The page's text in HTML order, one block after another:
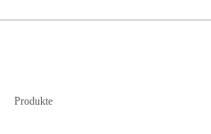
Produkte